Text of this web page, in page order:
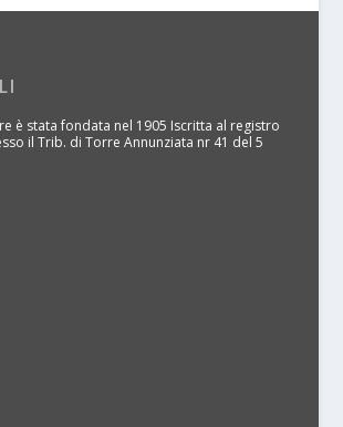
è stata fondata nel 1905 Iscritta al registro
il Trib. di Torre Annunziata nr 41 del 5